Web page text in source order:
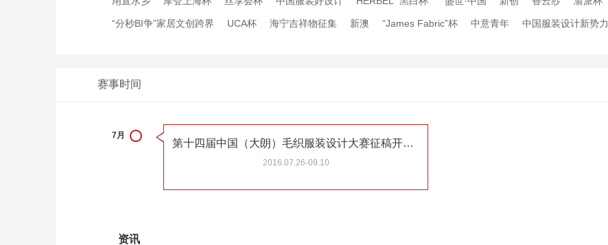
“分秒BI争”家居文创跨界 UCA杯 海宁吉祥物征集 新澳 “James Fabric”杯 中意青年 中国服装设计新势力
赛事时间
7月
第十四届中国（大朗）毛织服装设计大赛征稿开启！
2016.07.26-09.10
资讯